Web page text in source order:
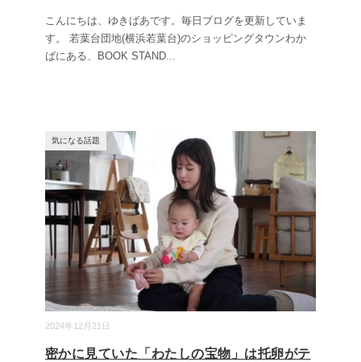
こんにちは、ゆきばあです。毎日ブログを更新していま
す。 若葉台団地(横浜若葉台)のショッピングタウンわか
ばにある、BOOK STAND...
2024年12月21日
気になる話題
密かに見ていた「わたしの宝物」は托卵がテ